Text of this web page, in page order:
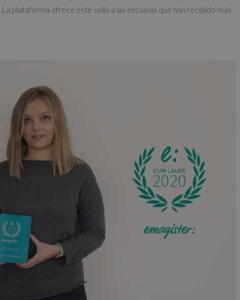
plataforma ofrece este sello a las escuelas que han recibido más